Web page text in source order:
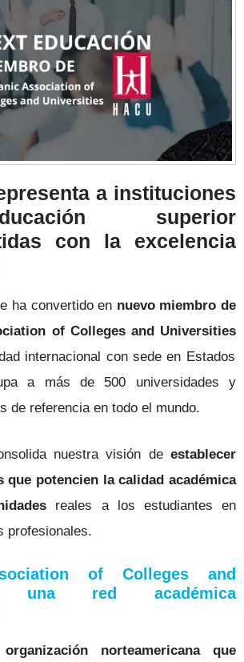
a instituciones
superior
con la excelencia
ha convertido en nuevo miembro de
of Colleges and Universities
internacional con sede en Estados
a más de 500 universidades y
de referencia en todo el mundo.
nuestra visión de establecer
que potencien la calidad académica
reales a los estudiantes en
profesionales.
of Colleges and
una red académica
organización norteamericana que